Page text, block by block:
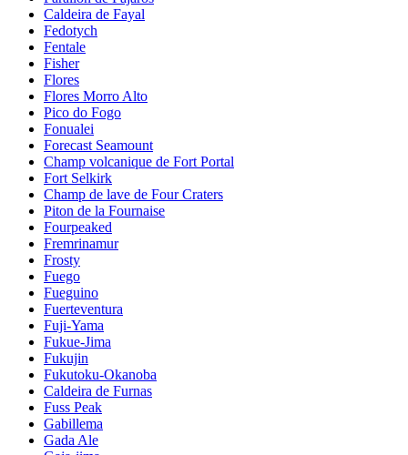
Caldeira de Fayal
Fedotych
Fentale
Fisher
Flores
Flores Morro Alto
Pico do Fogo
Fonualei
Forecast Seamount
Champ volcanique de Fort Portal
Fort Selkirk
Champ de lave de Four Craters
Piton de la Fournaise
Fourpeaked
Fremrinamur
Frosty
Fuego
Fueguino
Fuerteventura
Fuji-Yama
Fukue-Jima
Fukujin
Fukutoku-Okanoba
Caldeira de Furnas
Fuss Peak
Gabillema
Gada Ale